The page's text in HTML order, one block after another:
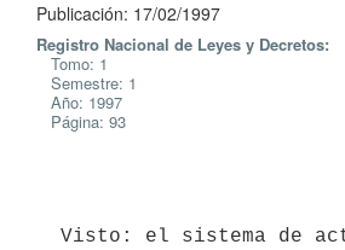
Publicación: 17/02/1997
Registro Nacional de Leyes y Decretos:
Tomo: 1
Semestre: 1
Año: 1997
Página: 93